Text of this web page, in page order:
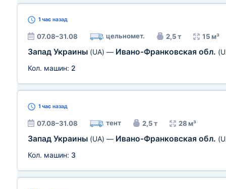
1 час назад
07.08–31.08 цельномет. 2,5 т 15 м³
Запад Украины (UA) — Ивано-Франковская обл.
Кол. машин: 2
1 час назад
07.08–31.08 тент 2,5 т 28 м³
Запад Украины (UA) — Ивано-Франковская обл.
Кол. машин: 3